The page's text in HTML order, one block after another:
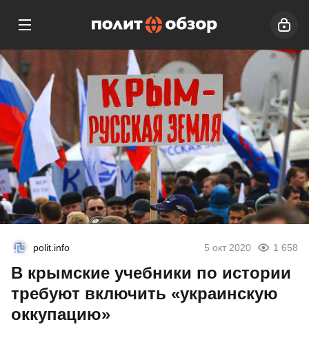
polit.info 5 окт 2020 1 658
В крымские учебники по истории
требуют включить «украинскую
оккупацию»